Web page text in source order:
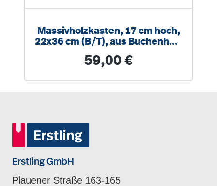
Massivholzkasten, 17 cm hoch,
22x36 cm (B/T), aus Buchenholz
Regulärer Preis:
59,00 €
Erstling GmbH
Plauener Straße 163-165